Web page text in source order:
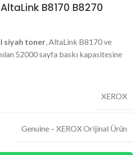
B8170 B8270
siyah toner, AltaLink B8170 ve
52000 sayfa baskı kapasitesine
XEROX
Genuine – XEROX Orijinal Ürün